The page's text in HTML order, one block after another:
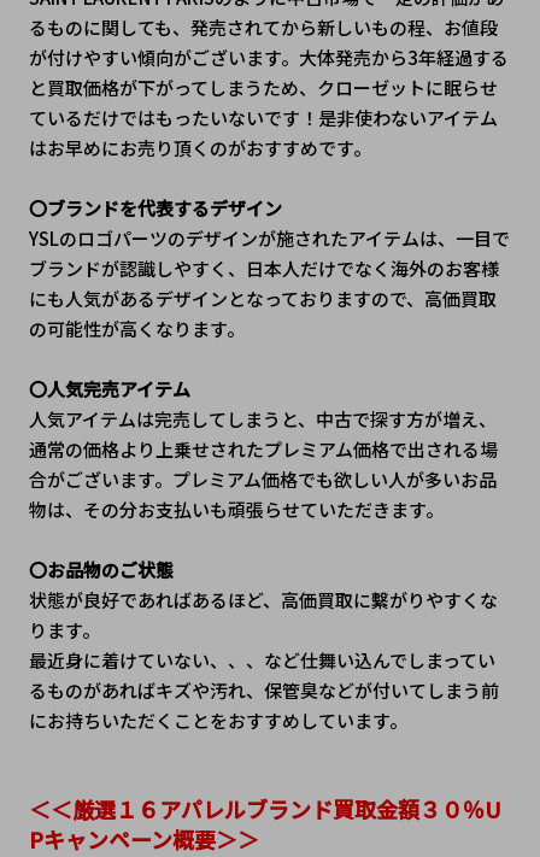
るものに関しても、発売されてから新しいもの程、お値段
が付けやすい傾向がございます。大体発売から3年経過する
と買取価格が下がってしまうため、クローゼットに眠らせ
ているだけではもったいないです！是非使わないアイテム
はお早めにお売り頂くのがおすすめです。
〇ブランドを代表するデザイン
YSLのロゴパーツのデザインが施されたアイテムは、一目で
ブランドが認識しやすく、日本人だけでなく海外のお客様
にも人気があるデザインとなっておりますので、高価買取
の可能性が高くなります。
〇人気完売アイテム
人気アイテムは完売してしまうと、中古で探す方が増え、
通常の価格より上乗せされたプレミアム価格で出される場
合がございます。プレミアム価格でも欲しい人が多いお品
物は、その分お支払いも頑張らせていただきます。
〇お品物のご状態
状態が良好であればあるほど、高価買取に繫がりやすくな
ります。
最近身に着けていない、、、など仕舞い込んでしまってい
るものがあればキズや汚れ、保管臭などが付いてしまう前
にお持ちいただくことをおすすめしています。
＜＜厳選１６アパレルブランド買取金額３０％U
Pキャンペーン概要＞＞